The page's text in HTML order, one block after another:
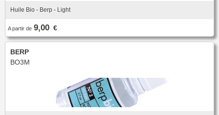
Huile Bio - Berp - Light
A partir de 9,00 €
BERP
BO3M